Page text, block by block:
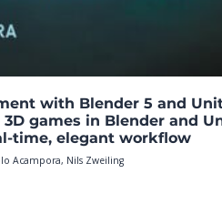
with Blender 5 and
games in Blender and
time, elegant workflow
Acampora, Nils Zweiling